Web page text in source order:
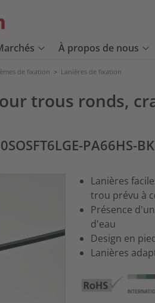
À propos de nous
de fixation > Lanières de fixation
trous ronds,
PA66HS-BK
Lanières
trou prévu à
Présence
d'eau
Design en
Lanières